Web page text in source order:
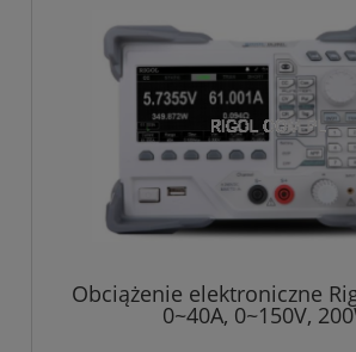
Obciążenie elektroniczne
0~40A, 0~150V,